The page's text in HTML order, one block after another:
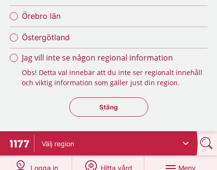
Örebro län
Östergötland
Jag vill inte se någon regional information
Obs! Detta val innebär att du inte ser regionalt innehåll
och viktig information som gäller just din region.
Stäng regionsväljaren
Stäng
Till startsidan för 1177
Välj region
Logga in
på 1177.se
Hitta vård
på 1177.se
Meny